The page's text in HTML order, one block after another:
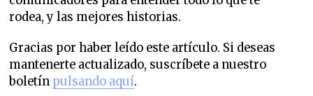
rodea, y las mejores historias.
Gracias por haber leído este artículo. Si deseas
mantenerte actualizado, suscríbete a nuestro
boletín pulsando aquí.